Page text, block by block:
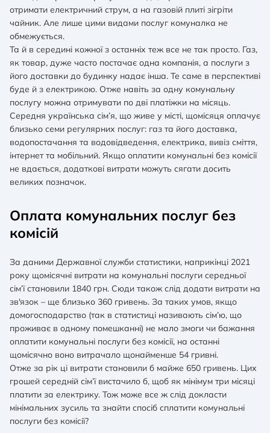
отримати електричний струм, а на газовій плиті зігріти
чайник. Але лише цими видами послуг комуналка не
обмежується.
Та й в середині кожної з останніх теж все не так просто. Газ,
як товар, дуже часто постачає одна компанія, а послуги з
його доставки до будинку надає інша. Те саме в перспективі
буде й з електрикою. Отже навіть за одну комунальну
послугу можна отримувати по дві платіжки на місяць.
Середня українська сім’я, що живе у місті, щомісяця оплачує
близько семи регулярних послуг: газ та його доставка,
водопостачання та водовідведення, електрика, вивіз сміття,
інтернет та мобільний. Якщо оплатити комунальні без комісії
не вдається, додаткові витрати можуть сягати досить
великих позначок.
Оплата комунальних послуг без
комісій
За даними Державної служби статистики, наприкінці 2021
року щомісячні витрати на комунальні послуги середньої
сім’ї становили 1840 грн. Сюди також слід додати витрати на
зв'язок – ще близько 360 гривень. За таких умов, якщо
домогосподарство (так в статистиці називають сім’ю, що
проживає в одному помешканні) не мало змоги чи бажання
оплатити комунальні послуги без комісії, на останні
щомісячно воно витрачало щонайменше 54 гривні.
Отже за рік ці витрати становили б майже 650 гривень. Цих
грошей середній сім’ї вистачило б, щоб як мінімум три місяці
платити за електрику. Тож може все ж слід докласти
мінімальних зусиль та знайти спосіб сплатити комунальні
послуги без комісії?